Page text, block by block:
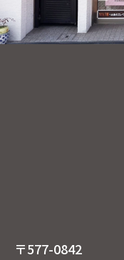
〒577-0842